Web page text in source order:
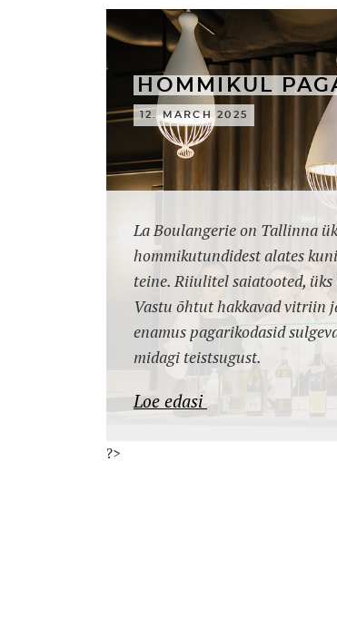
HOMMIKUL
12. MARCH 2025
La Boulangerie on Tallinna
hommikutundidest alates
teine. Riiulitel saiatooted,
Vastu õhtut hakkavad vitriin
enamus pagarikodasid
midagi teistsugust.
Loe edasi
?>